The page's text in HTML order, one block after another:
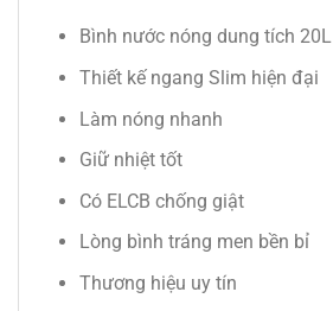
Bình nước nóng dung tích 20L
Thiết kế ngang Slim hiện đại
Làm nóng nhanh
Giữ nhiệt tốt
Có ELCB chống giật
Lòng bình tráng men bền bỉ
Thương hiệu uy tín